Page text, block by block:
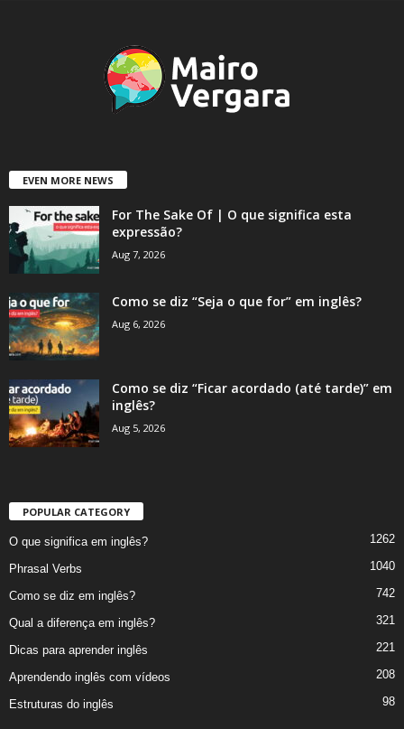
EVEN MORE NEWS
For The Sake Of | O que significa esta
expressão?
Aug 7, 2026
Como se diz “Seja o que for” em inglês?
Aug 6, 2026
Como se diz “Ficar acordado (até tarde)” em
inglês?
Aug 5, 2026
POPULAR CATEGORY
O que significa em inglês? 1262
Phrasal Verbs 1040
Como se diz em inglês? 742
Qual a diferença em inglês? 321
Dicas para aprender inglês 221
Aprendendo inglês com vídeos 208
Estruturas do inglês 98